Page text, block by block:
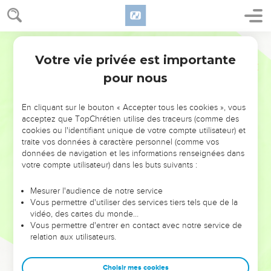
NE MANQUEZ PAS L’ÉVÉNEMENT
DE L’ANNÉE !
ET SI LEURS ERREURS POUVAIENT VOUS ÉVITER LES
VOTRES ?
leur foi ou leur vision. Mais on voit moins les doutes, les erreurs
et les saisons difficiles qu'ils ont traversés, alors même que ce
sont elles qui les ont façonnés.
Dans cette conférence, leaders, entrepreneurs, et responsables
clés pour avancer avec plus de sagesse afin que leurs erreurs
Votre vie privée est importante
pour nous
En cliquant sur le bouton « Accepter tous les cookies », vous
acceptez que TopChrétien utilise des traceurs (comme des
cookies ou l'identifiant unique de votre compte utilisateur) et
traite vos données à caractère personnel (comme vos
données de navigation et les informations renseignées dans
votre compte utilisateur) dans les buts suivants :
Mesurer l'audience de notre service
Vous permettre d'utiliser des services tiers tels que de la
vidéo, des cartes du monde…
Vous permettre d'entrer en contact avec notre service de
relation aux utilisateurs.
Choisir mes cookies